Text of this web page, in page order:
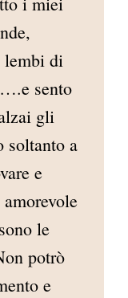
lembi di
sento
gli
soltanto a
e
le
potrò
e